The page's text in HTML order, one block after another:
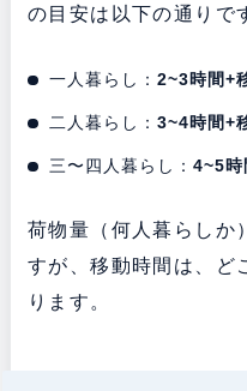
の目安は以下の通りで
一人暮らし：2~3時間+
二人暮らし：3~4時間+
三〜四人暮らし：4~5時
荷物量（何人暮らしか
すが、移動時間は、ど
ります。